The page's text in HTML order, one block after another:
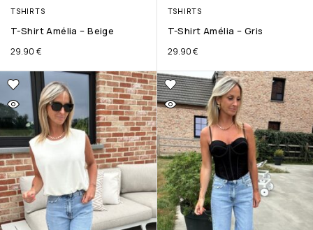
TSHIRTS
T-Shirt Amélia – Beige
29.90 €
TSHIRTS
T-Shirt Amélia – Gris
29.90€